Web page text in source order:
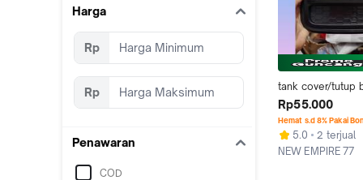
Harga
Rp
Rp
Penawaran
COD
tank cover/tutup
mobil datsun go
Rp55.000
Hemat s.d 8% Pakai
5.0
2 terjual
NEW EMPIRE 77